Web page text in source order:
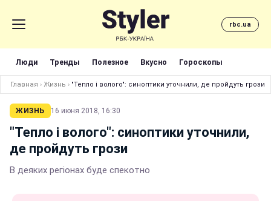
rbc.ua
Люди Тренды Полезное Вкусно Гороскопы
Главная › Жизнь › "Тепло і волого": синоптики уточнили, де пройдуть грози
ЖИЗНЬ 16 июня 2018, 16:30
"Тепло і волого": синоптики уточнили,
де пройдуть грози
В деяких регіонах буде спекотно